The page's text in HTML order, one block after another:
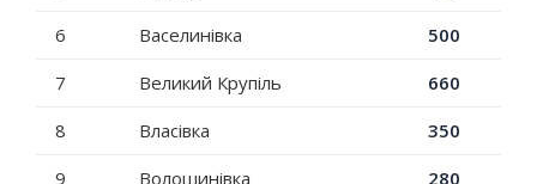
6
Васелинівка
500
7
Великий Крупіль
660
8
Власівка
350
9
Волошинівка
280